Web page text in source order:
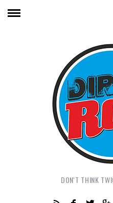
DON'T THINK